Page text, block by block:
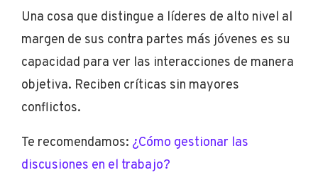
Una cosa que distingue a líderes de alto nivel al
margen de sus contra partes más jóvenes es su
capacidad para ver las interacciones de manera
objetiva. Reciben críticas sin mayores
conflictos.
Te recomendamos: ¿Cómo gestionar las
discusiones en el trabajo?